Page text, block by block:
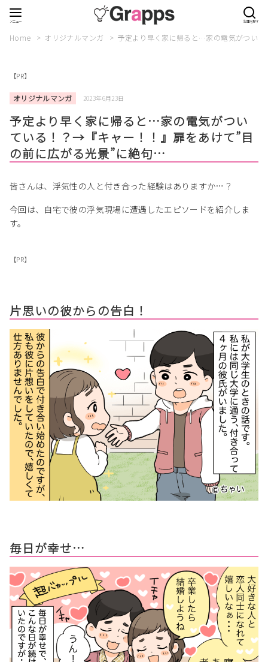
Home オリジナルマンガ 予定より早く家に帰ると…家の電気がつい
【PR】
オリジナルマンガ 2023年6月23日
予定より早く家に帰ると…家の電気がつい
ている！？→『キャー！！』扉をあけて”目
の前に広がる光景”に絶句…
皆さんは、浮気性の人と付き合った経験はありますか…？
今回は、自宅で彼の浮気現場に遭遇したエピソードを紹介しま
す。
【PR】
片思いの彼からの告白！
毎日が幸せ…